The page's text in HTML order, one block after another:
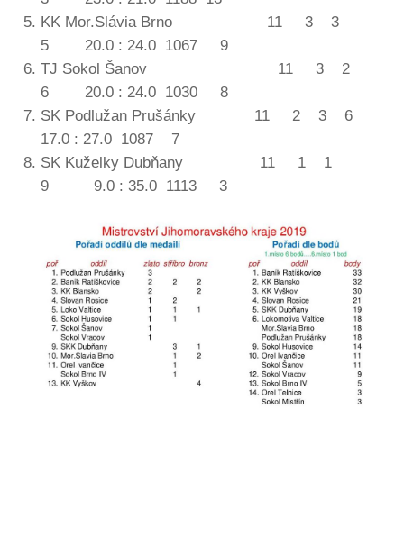
KK Mor.Slávia Brno 11 3 3
5 20.0 : 24.0 1067 9
TJ Sokol Šanov 11 3 2
6 20.0 : 24.0 1030 8
SK Podlužan Prušánky 11 2 3 6
17.0 : 27.0 1087 7
SK Kuželky Dubňany 11 1 1
9 9.0 : 35.0 1113 3